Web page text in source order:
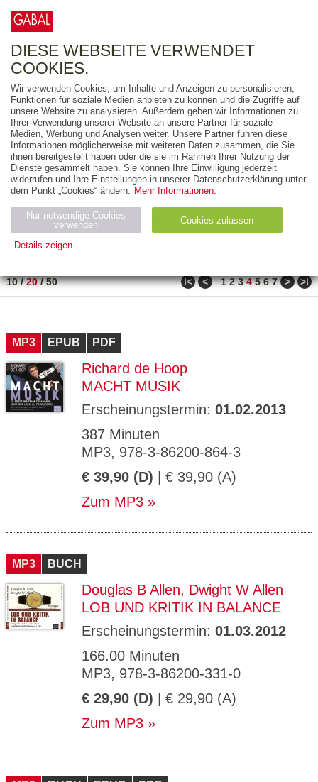
FREITEXT
AUSGABEART
AUS DER REIHE
ZUM THEMA
Neuerscheinung
Bestseller
PREIS
10/20/50 ǀ< < 1 2 3 4 5 6 7 > >ǀ
MP3 EPUB PDF
Richard de Hoop
MACHT MUSIK
Erscheinungstermin: 01.02.2013
387 Minuten
MP3, 978-3-86200-864-3
€ 39,90 (D) | € 39,90 (A)
Zum MP3
MP3 BUCH
Douglas B Allen, Dwight W Allen
LOB UND KRITIK IN BALANCE
Erscheinungstermin: 01.03.2012
166.00 Minuten
MP3, 978-3-86200-331-0
€ 29,90 (D) | € 29,90 (A)
Zum MP3
DIESE WEBSEITE VERWENDET
COOKIES.
Wir verwenden Cookies, um Inhalte und Anzeigen zu personalisieren,
Funktionen für soziale Medien anbieten zu können und die Zugriffe auf
unsere Website zu analysieren. Außerdem geben wir Informationen zu
Ihrer Verwendung unserer Website an unsere Partner für soziale
Medien, Werbung und Analysen weiter. Unsere Partner führen diese
Informationen möglicherweise mit weiteren Daten zusammen, die Sie
ihnen bereitgestellt haben oder die sie im Rahmen Ihrer Nutzung der
Dienste gesammelt haben. Sie können Ihre Einwilligung jederzeit
widerrufen und Ihre Einstellungen in unserer Datenschutzerklärung unter
dem Punkt „Cookies“ ändern. Mehr Informationen.
Nur notwendige Cookies
verwenden
Cookies zulassen
Details zeigen
Name Zweck
Ty
ESSION
_ID
verlag.
de
Session verwendet
GV_CO
OKIES
gabal-
verlag.
de
Speichert den Zustimmungsstatus des
Benutzers für Cookies auf der aktuellen
Domäne.